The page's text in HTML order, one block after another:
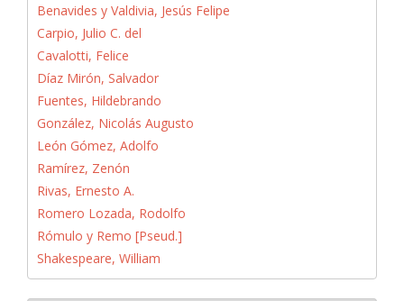
Benavides y Valdivia, Jesús Felipe
Carpio, Julio C. del
Cavalotti, Felice
Díaz Mirón, Salvador
Fuentes, Hildebrando
González, Nicolás Augusto
León Gómez, Adolfo
Ramírez, Zenón
Rivas, Ernesto A.
Romero Lozada, Rodolfo
Rómulo y Remo [Pseud.]
Shakespeare, William